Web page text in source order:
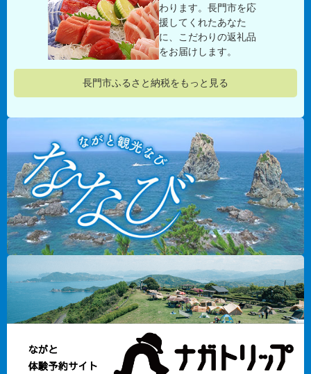
わります。長門市を応
援してくれたあなた
に、こだわりの返礼品
をお届けします。
長門市ふるさと納税をもっと見る